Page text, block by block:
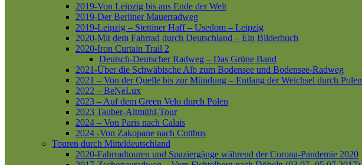
2019-Von Leipzig bis ans Ende der Welt
2019-Der Berliner Mauerradweg
2019-Leipzig – Stettiner Haff – Usedom – Leipzig
2020-Mit dem Fahrrad durch Deutschland – Ein Bilderbuch
2020-Iron Curtain Trail 2
Deutsch-Deutscher Radweg – Das Grüne Band
2021-Über die Schwäbische Alb zum Bodensee und Bodensee-Radweg
2021 – Von der Quelle bis zur Mündung – Entlang der Weichsel durch Polen
2022 – BeNeLux
2023 – Auf dem Green Velo durch Polen
2023 Tauber-Altmühl-Tour
2024 – Von Paris nach Calais
2024 -Von Zakopane nach Cottbus
Touren durch Mitteldeutschland
2020-Fahrradtouren und Spaziergänge während der Corona-Pandemie 2020